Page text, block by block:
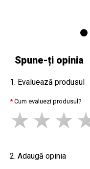
Spune-ți opinia
1. Evaluează produsul
Cum evaluezi produsul?
2. Adaugă opinia